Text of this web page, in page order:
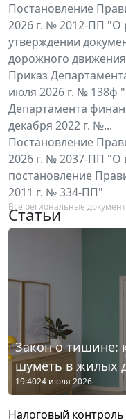
Постановление
2026 г. № 2012-ПП "О
утверждении
дорожного движения
Приказ
июля 2026 г. № 138ф
Департамента
декабря 2022 г. №...
Постановление
2026 г. № 2037-ПП "О
постановление
2011 г. № 334-ПП"
Все региональные
Статьи
Закон о тишине:
шуметь в жилых
19:4024 июля 2026
Налоговый